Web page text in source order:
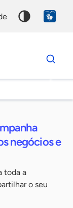
Dados
para
chave
negócios e
toda a
o seu